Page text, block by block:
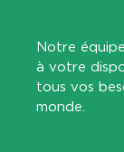
Notre
à votre
tous vos
monde.